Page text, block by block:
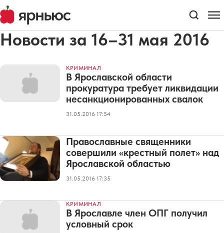
Новости за 16–31 мая 2016
КРИМИНАЛ
В Ярославской области
прокуратура требует ликвидации
несанкционированных свалок
31.05.2016 17:54
Православные священники
совершили «крестный полет» над
Ярославской областью
31.05.2016 17:35
КРИМИНАЛ
В Ярославле член ОПГ получил
условный срок